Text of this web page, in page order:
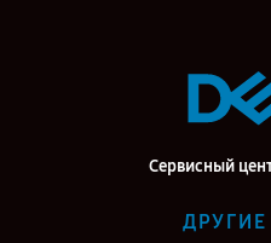
Сервисный